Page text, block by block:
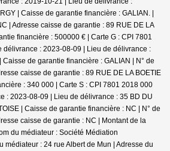
| Caisse de garantie financière : GALIAN. |
| Adresse caisse de garantie : 89 RUE DE LA
financière : 500000 € | Carte G : CPI 7801
délivrance : 2023-08-09 | Lieu de délivrance :
de garantie financière : GALIAN | N° de
caisse de garantie : 89 RUE DE LA BOETIE
: 340 000 | Carte S : CPI 7801 2018 000
: 2023-08-09 | Lieu de délivrance : 35 BD DU
| Caisse de garantie financière : NC | N° de
caisse de garantie : NC | Montant de la
du médiateur : Société Médiation
médiateur : 24 rue Albert de Mun | Adresse du